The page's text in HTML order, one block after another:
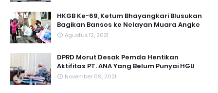
HKGB Ke-69, Ketum Bhayangkari Blusukan
Bagikan Bansos ke Nelayan Muara Angke
Agustus 12, 2021
DPRD Morut Desak Pemda Hentikan
Aktifitas PT. ANA Yang Belum Punyai HGU
November 09, 2021